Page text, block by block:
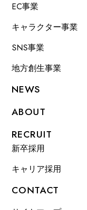
EC事業
キャラクター事業
SNS事業
地方創生事業
NEWS
ABOUT
RECRUIT
新卒採用
キャリア採用
CONTACT